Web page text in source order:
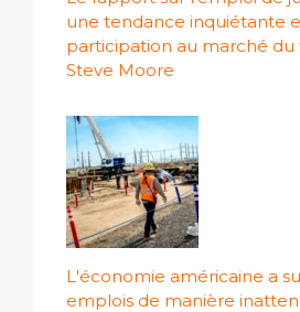
une tendance inquiétante
participation au marché du
Steve Moore
L'économie américaine a
emplois de manière